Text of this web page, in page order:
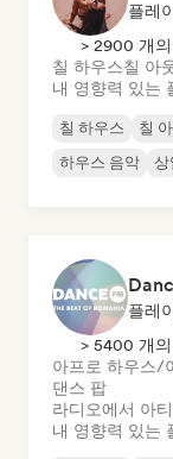
플레
> 2900 개
칠 하우스칠 아
내 영향력 있는
칠 하우스 칠
하우스 음악
상
플레
> 5400 개
아프로 하우스/
댄스 팝
라디오에서 아
내 영향력 있는